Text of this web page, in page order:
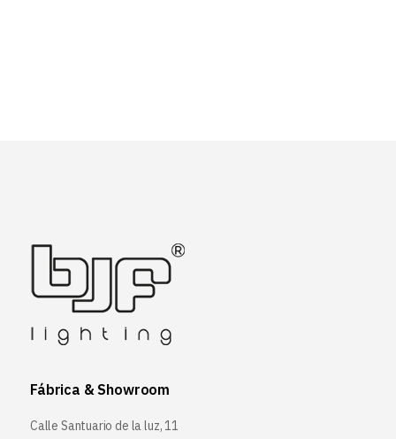
Fábrica & Showroom
Calle Santuario de la luz, 11